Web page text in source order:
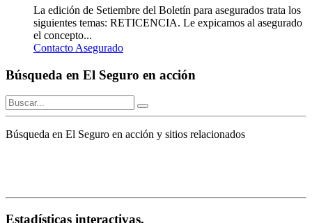
La edición de Setiembre del Boletín para asegurados trata los
siguientes temas: RETICENCIA. Le expicamos al asegurado
el concepto...
Contacto Asegurado
Búsqueda en El Seguro en acción
Búsqueda en El Seguro en acción y sitios relacionados
Estadísticas interactivas.